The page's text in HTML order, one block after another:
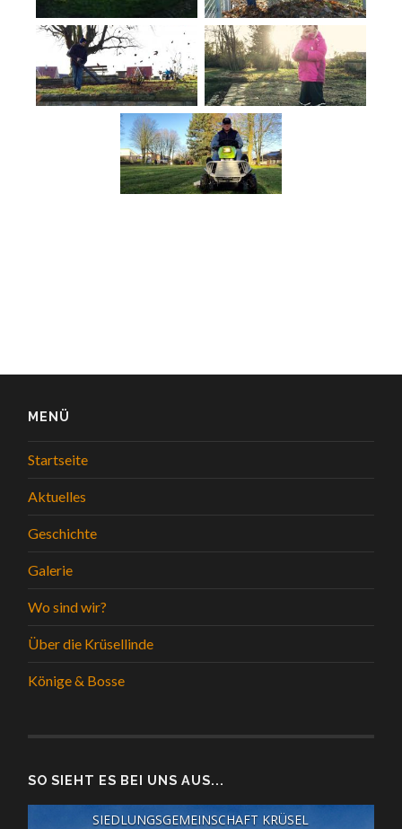
MENÜ
Startseite
Aktuelles
Geschichte
Galerie
Wo sind wir?
Über die Krüsellinde
Könige & Bosse
SO SIEHT ES BEI UNS AUS...
SIEDLUNGSGEMEINSCHAFT KRÜSEL